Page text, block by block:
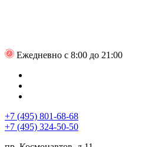
Ежедневно с 8:00 до 21:00
+7 (495) 801-68-68
+7 (495) 324-50-50